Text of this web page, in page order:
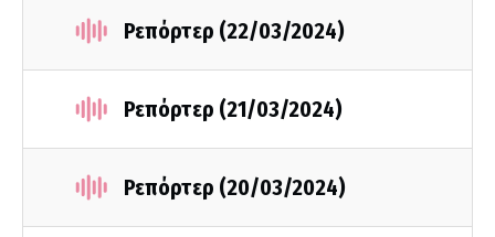
Ρεπόρτερ (22/03/2024)
Ρεπόρτερ (21/03/2024)
Ρεπόρτερ (20/03/2024)